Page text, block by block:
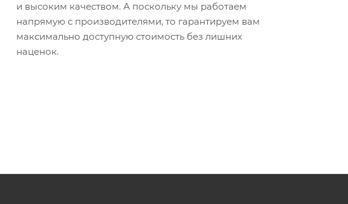
и высоким качеством. А поскольку мы работаем
напрямую с производителями, то гарантируем вам
максимально доступную стоимость без лишних
наценок.